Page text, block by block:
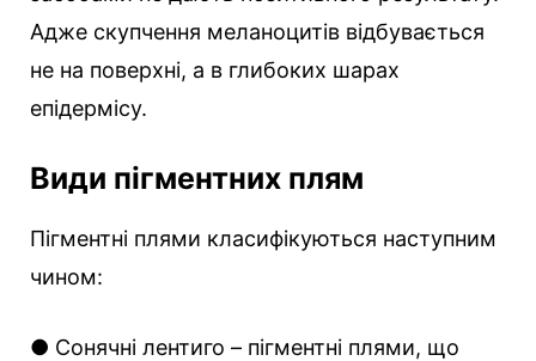
Адже скупчення меланоцитів відбувається
не на поверхні, а в глибоких шарах
епідермісу.
Види пігментних плям
Пігментні плями класифікуються наступним
чином:
● Сонячні лентиго – пігментні плями, що